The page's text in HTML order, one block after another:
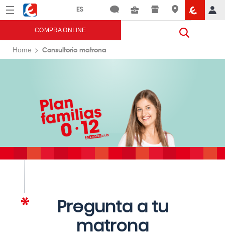
Menú Eroski
COMPRA ONLINE
Home Consultorio matrona
Pregunta a tu
matrona